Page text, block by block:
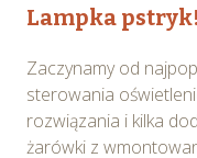
Lampka
Zaczynamy od
sterowania
rozwiązania i kilka
żarówki z